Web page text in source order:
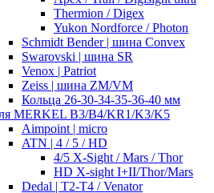
Thermion / Digex
Yukon Nordforce / Photon
Schmidt Bender | шина Convex
Swarovski | шина SR
Venox | Patriot
Zeiss | шина ZM/VM
Кольца 26-30-34-35-36-40 мм
MERKEL B3/B4/KR1/K3/K5
Aimpoint | micro
ATN | 4 / 5 / HD
4/5 X-Sight / Mars / Thor
HD X-sight I+II/Thor/Mars
Dedal | T2-T4 / Venator